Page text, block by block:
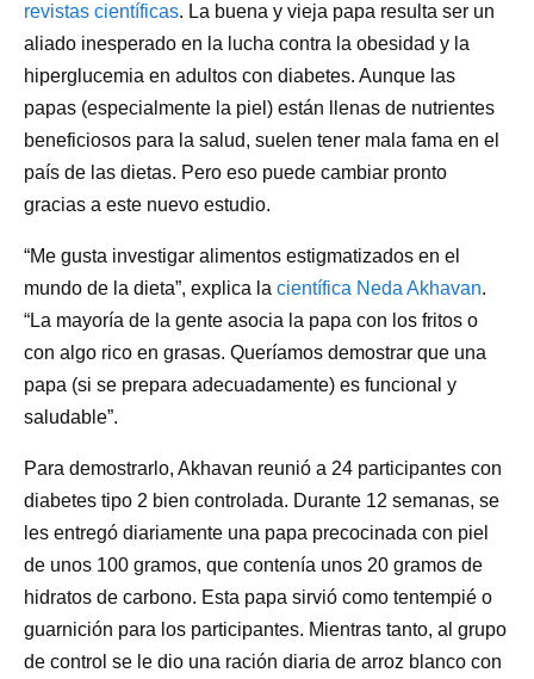
revistas científicas. La buena y vieja papa resulta ser un
aliado inesperado en la lucha contra la obesidad y la
hiperglucemia en adultos con diabetes. Aunque las
papas (especialmente la piel) están llenas de nutrientes
beneficiosos para la salud, suelen tener mala fama en el
país de las dietas. Pero eso puede cambiar pronto
gracias a este nuevo estudio.
“Me gusta investigar alimentos estigmatizados en el
mundo de la dieta”, explica la científica Neda Akhavan.
“La mayoría de la gente asocia la papa con los fritos o
con algo rico en grasas. Queríamos demostrar que una
papa (si se prepara adecuadamente) es funcional y
saludable”.
Para demostrarlo, Akhavan reunió a 24 participantes con
diabetes tipo 2 bien controlada. Durante 12 semanas, se
les entregó diariamente una papa precocinada con piel
de unos 100 gramos, que contenía unos 20 gramos de
hidratos de carbono. Esta papa sirvió como tentempié o
guarnición para los participantes. Mientras tanto, al grupo
de control se le dio una ración diaria de arroz blanco con